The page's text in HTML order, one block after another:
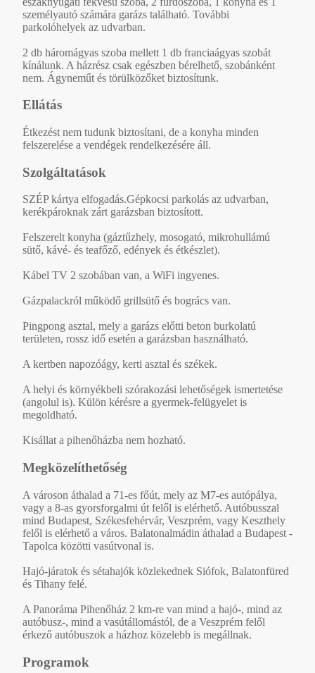
személyautó számára garázs található. További
parkolóhelyek az udvarban.
2 db háromágyas szoba mellett 1 db franciaágyas szobát
kínálunk. A házrész csak egészben bérelhető, szobánként
nem. Ágyneműt és törülközőket biztosítunk.
Ellátás
Étkezést nem tudunk biztosítani, de a konyha minden
felszerelése a vendégek rendelkezésére áll.
Szolgáltatások
SZÉP kártya elfogadás.Gépkocsi parkolás az udvarban,
kerékpároknak zárt garázsban biztosított.
Felszerelt konyha (gáztűzhely, mosogató, mikrohullámú
sütő, kávé- és teafőző, edények és étkészlet).
Kábel TV 2 szobában van, a WiFi ingyenes.
Gázpalackról működő grillsütő és bogrács van.
Pingpong asztal, mely a garázs előtti beton burkolatú
területen, rossz idő esetén a garázsban használható.
A kertben napozóágy, kerti asztal és székek.
A helyi és környékbeli szórakozási lehetőségek ismertetése
(angolul is). Külön kérésre a gyermek-felügyelet is
megoldható.
Kisállat a pihenőházba nem hozható.
Megközelíthetőség
A városon áthalad a 71-es főút, mely az M7-es autópálya,
vagy a 8-as gyorsforgalmi út felől is elérhető. Autóbusszal
mind Budapest, Székesfehérvár, Veszprém, vagy Keszthely
felől is elérhető a város. Balatonalmádin áthalad a Budapest -
Tapolca közötti vasútvonal is.
Hajó-járatok és sétahajók közlekednek Siófok, Balatonfüred
és Tihany felé.
A Panoráma Pihenőház 2 km-re van mind a hajó-, mind az
autóbusz-, mind a vasútállomástól, de a Veszprém felől
érkező autóbuszok a házhoz közelebb is megállnak.
Programok